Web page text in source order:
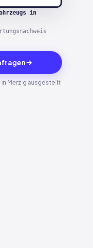
in
Merzig ausgestellt